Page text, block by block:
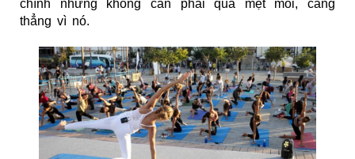
chính nhưng không cần phải quá mệt mỏi, căng
thẳng vì nó.